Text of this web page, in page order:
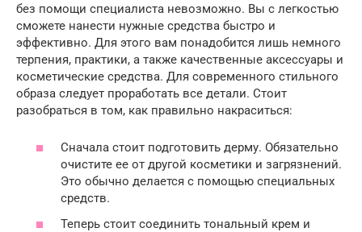
без помощи специалиста невозможно. Вы с легкостью
сможете нанести нужные средства быстро и
эффективно. Для этого вам понадобится лишь немного
терпения, практики, а также качественные аксессуары и
косметические средства. Для современного стильного
образа следует проработать все детали. Стоит
разобраться в том, как правильно накраситься:
Сначала стоит подготовить дерму. Обязательно
очистите ее от другой косметики и загрязнений.
Это обычно делается с помощью специальных
средств.
Теперь стоит соединить тональный крем и